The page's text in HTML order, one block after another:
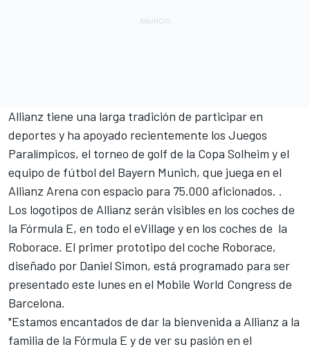
Allianz tiene una larga tradición de participar en
deportes y ha apoyado recientemente los Juegos
Paralímpicos, el torneo de golf de la Copa Solheim y el
equipo de fútbol del Bayern Munich, que juega en el
Allianz Arena con espacio para 75.000 aficionados. .
Los logotipos de Allianz serán visibles en los coches de
la Fórmula E, en todo el eVillage y en los coches de la
Roborace. El primer prototipo del coche Roborace,
diseñado por Daniel Simon, está programado para ser
presentado este lunes en el Mobile World Congress de
Barcelona.
"Estamos encantados de dar la bienvenida a Allianz a la
familia de la Fórmula E y de ver su pasión en el